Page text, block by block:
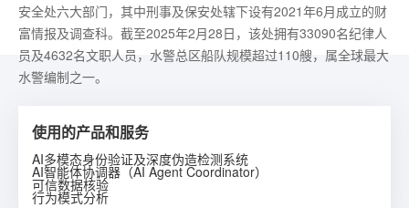
安全处六大部门，其中刑事及保安处辖下设有2021年6月成立的财
富情报及调查科。截至2025年2月28日，该处拥有33090名纪律人
员及4632名文职人员，水警总区船队规模超过110艘，属全球最大
水警编制之一。
使用的产品和服务
AI多模态身份验证及深度伪造检测系统
AI智能体协调器（AI Agent Coordinator）
可信数据核验
行为模式分析